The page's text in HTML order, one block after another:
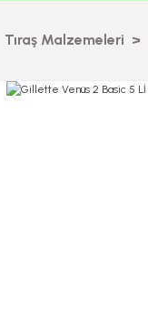
Tıraş Malzemeleri